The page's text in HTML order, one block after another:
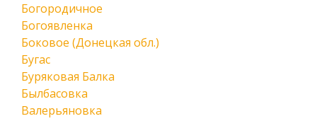
Богородичное
Богоявленка
Боковое (Донецкая обл.)
Бугас
Буряковая Балка
Былбасовка
Валерьяновка